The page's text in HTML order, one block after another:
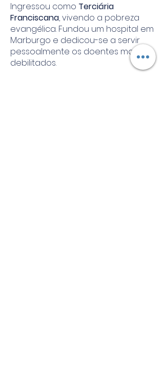
Ingressou como Terciária
Franciscana, vivendo a pobreza
evangélica. Fundou um hospital em
Marburgo e dedicou-se a servir
pessoalmente os doentes mais
debilitados.